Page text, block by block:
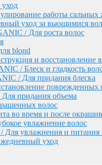
уход
средств для
система глубокого
жёлтых оттенков
питания и
окрашенных, поврежденных
по уходу за волосами
для волос и кожи головы
до кончиков
и блеск
волос
выпадения волос
увлажнение
работы сальных
уход за вьющимися
/ Для роста волос
blond
и восстановление
/ Блеск и гладкость
/ Для придания блеска
поврежденных
придания объема
волос
во время и после
увлажнение волос
увлажнения и питания
уход